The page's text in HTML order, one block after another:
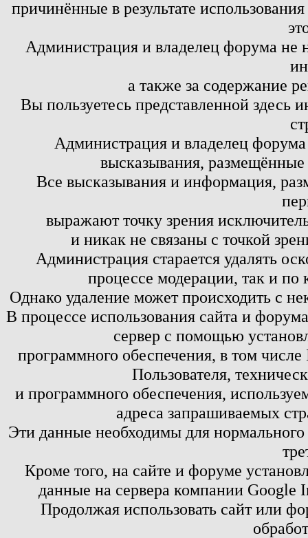
причинённые в результате
Администрация и владелец форума не
а также за содержание
Вы пользуетесь представленной здесь
Администрация и владелец
высказывания,
Все высказывания и информация,
выражают точку зрения
и никак не связаны с точкой
Администрация старается удалять
процессе модерации, так и по
Однако удаление может происходить с
В процессе использования сайта и
сервер с помощью
программного обеспечения, в том
Пользователя,
и программного обеспечения,
адреса запрашиваемых
Эти данные необходимы для
Кроме того, на сайте и форуме
данные на сервера компании
Продолжая использовать сайт или